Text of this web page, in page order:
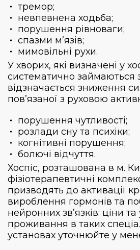
тремор;
невпевнена ходьба;
порушення рівноваги;
спазми м’язів;
мимовільні рухи.
У хворих, які визначені у
систематично займаються
відзначається зниження
пов’язаної з руховою
порушення чутливості;
розлади сну та психіки;
когнітивні порушення;
болючі відчуття.
Хоспіс, розташована в м.
фізіотерапевтичні
призводять до активації
вироблення гормонів та
нейронних зв’язків: ціни
проживання в таких
установах уточнюйте у